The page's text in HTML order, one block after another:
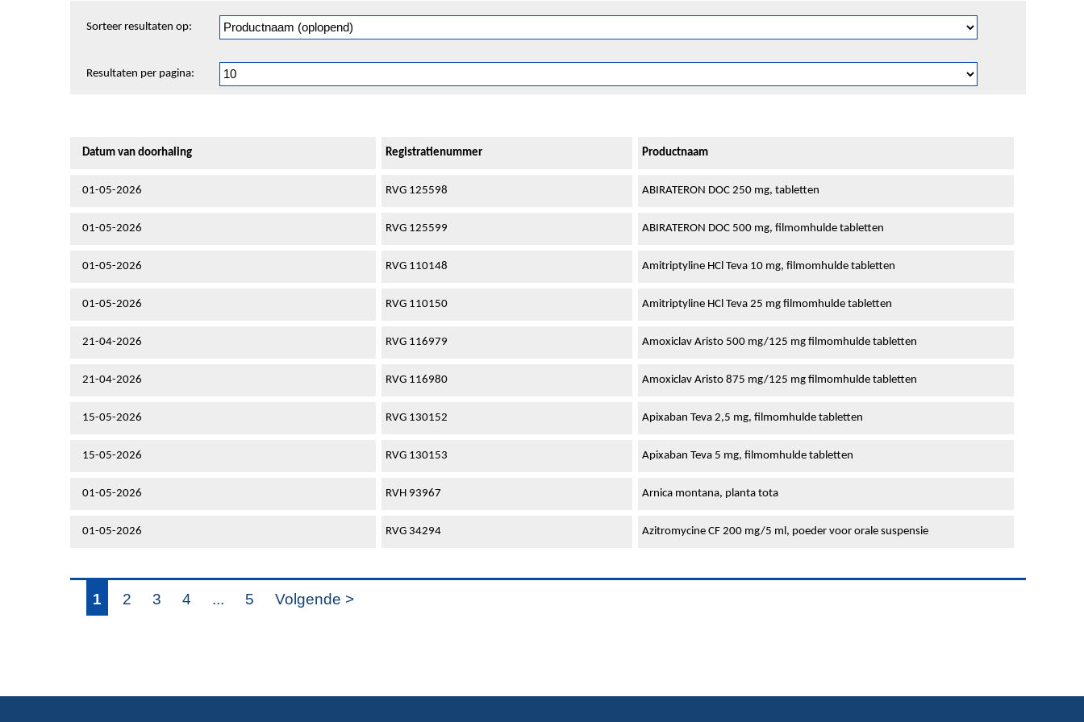
en
Sorteer resultaten op:
Resultaten per pagina:
Datum van doorhaling Registratienummer Productnaam
01-05-2026 RVG 125598 ABIRATERON DOC 250 mg, tabletten
01-05-2026 RVG 125599 ABIRATERON DOC 500 mg, filmomhulde tabletten
01-05-2026 RVG 110148 Amitriptyline HCl Teva 10 mg, filmomhulde tabletten
01-05-2026 RVG 110150 Amitriptyline HCl Teva 25 mg filmomhulde tabletten
21-04-2026 RVG 116979 Amoxiclav Aristo 500 mg/125 mg filmomhulde tabletten
21-04-2026 RVG 116980 Amoxiclav Aristo 875 mg/125 mg filmomhulde tabletten
15-05-2026 RVG 130152 Apixaban Teva 2,5 mg, filmomhulde tabletten
15-05-2026 RVG 130153 Apixaban Teva 5 mg, filmomhulde tabletten
01-05-2026 RVH 93967 Arnica montana, planta tota
01-05-2026 RVG 34294 Azitromycine CF 200 mg/5 ml, poeder voor orale suspensie
1 2 3 4 ... 5 Volgende >